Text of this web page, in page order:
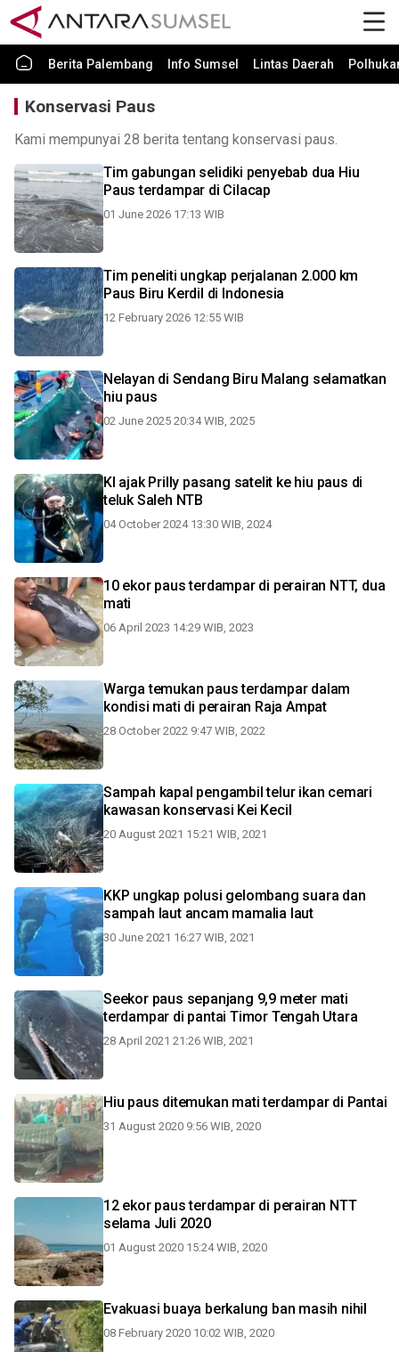
Berita Palembang Info Sumsel Lintas Daerah
Konservasi Paus
Kami mempunyai 28 berita tentang konservasi paus.
Tim gabungan selidiki penyebab dua Hiu
Paus terdampar di Cilacap
01 June 2026 17:13 WIB
Tim peneliti ungkap perjalanan 2.000 km
Paus Biru Kerdil di Indonesia
12 February 2026 12:55 WIB
Nelayan di Sendang Biru Malang selamatkan
hiu paus
02 June 2025 20:34 WIB, 2025
KI ajak Prilly pasang satelit ke hiu paus di
teluk Saleh NTB
04 October 2024 13:30 WIB, 2024
10 ekor paus terdampar di perairan NTT, dua
mati
06 April 2023 14:29 WIB, 2023
Warga temukan paus terdampar dalam
kondisi mati di perairan Raja Ampat
28 October 2022 9:47 WIB, 2022
Sampah kapal pengambil telur ikan cemari
kawasan konservasi Kei Kecil
20 August 2021 15:21 WIB, 2021
KKP ungkap polusi gelombang suara dan
sampah laut ancam mamalia laut
30 June 2021 16:27 WIB, 2021
Seekor paus sepanjang 9,9 meter mati
terdampar di pantai Timor Tengah Utara
28 April 2021 21:26 WIB, 2021
Hiu paus ditemukan mati terdampar di Pantai
31 August 2020 9:56 WIB, 2020
12 ekor paus terdampar di perairan NTT
selama Juli 2020
01 August 2020 15:24 WIB, 2020
Evakuasi buaya berkalung ban masih nihil
08 February 2020 10:02 WIB, 2020